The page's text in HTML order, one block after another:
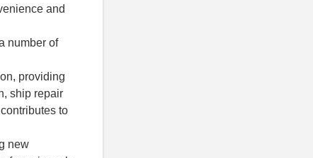
and
number of
providing
ship repair
to
new